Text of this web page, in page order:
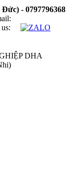
- 0797796368
us: